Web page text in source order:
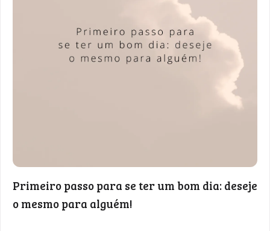
Primeiro passo para se ter um bom dia: deseje
o mesmo para alguém!